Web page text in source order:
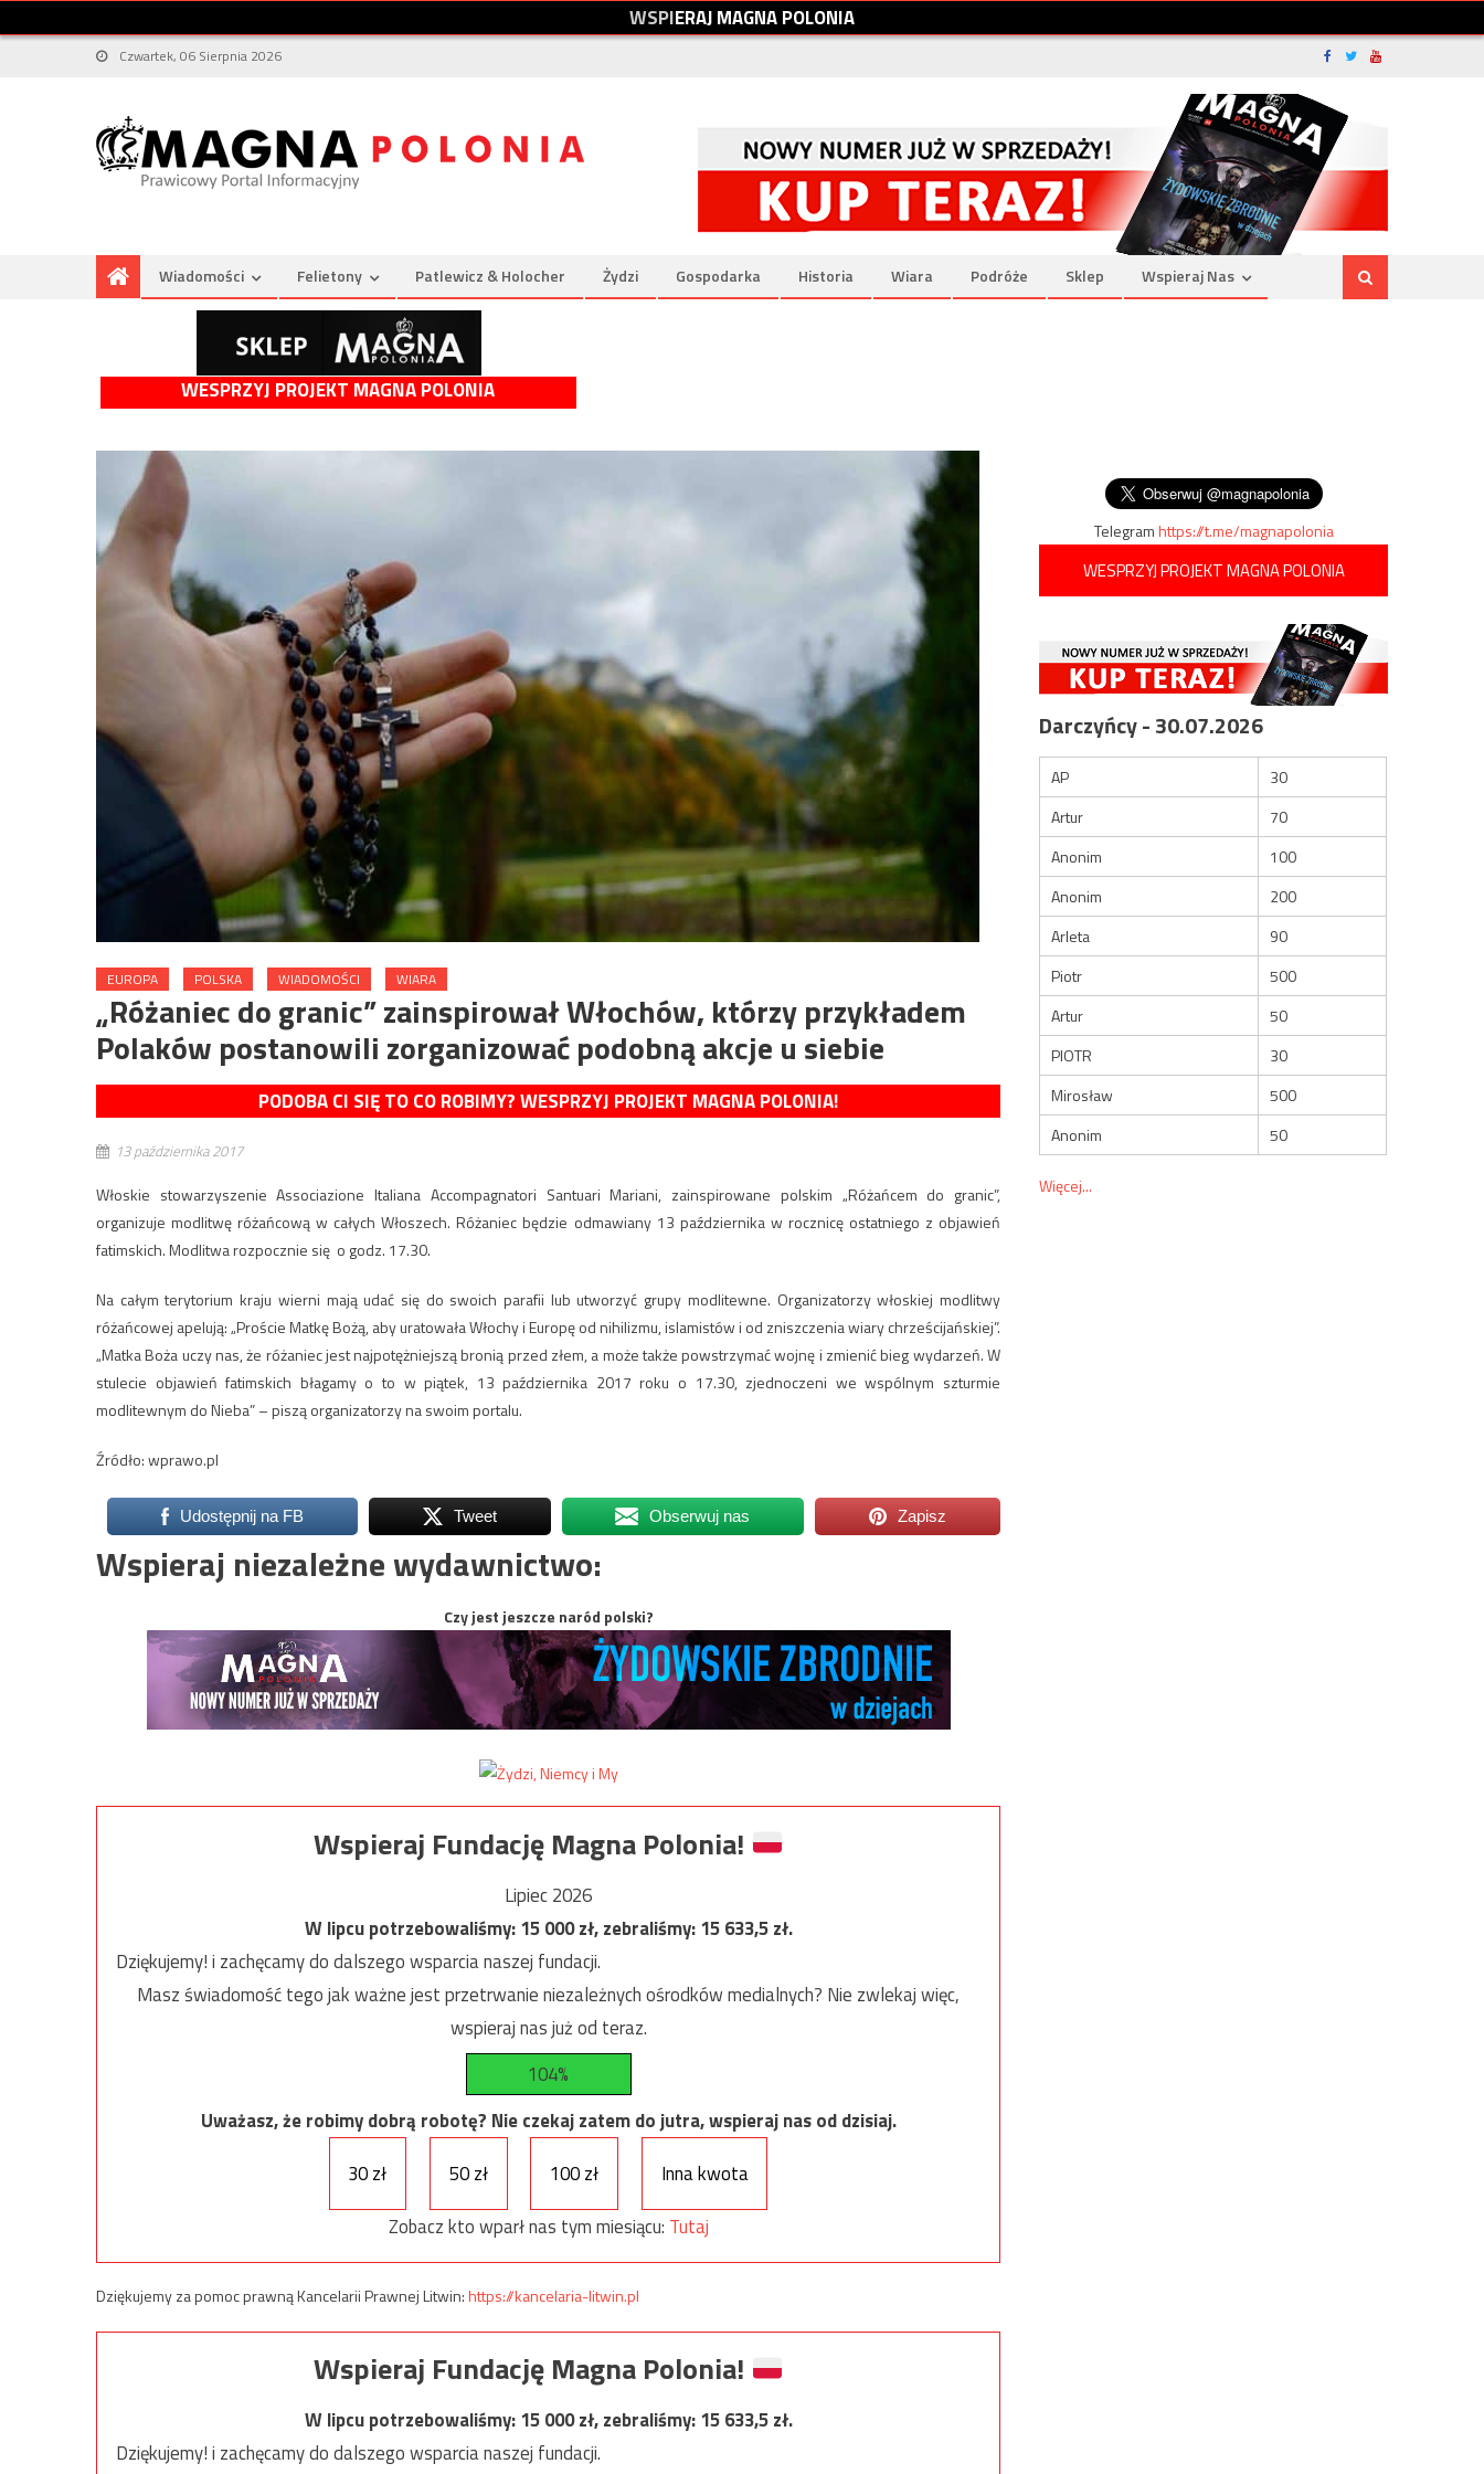
WSPIERAJMAGNAPOLONIA
Czwartek, 06 Sierpnia 2026
Wiadomości Felietony Patlewicz & Holocher Żydzi Gospodarka Historia Wiara Podróże Sklep Wspieraj Nas
WESPRZYJ PROJEKT MAGNA POLONIA
EUROPA POLSKA WIADOMOŚCI WIARA
„Różaniec do granic” zainspirował Włochów, którzy przykładem
Polaków postanowili zorganizować podobną akcje u siebie
PODOBA CI SIĘ TO CO ROBIMY? WESPRZYJ PROJEKT MAGNA POLONIA!
13 października 2017
Włoskie stowarzyszenie Associazione Italiana Accompagnatori Santuari Mariani, zainspirowane polskim „Różańcem do granic”,
organizuje modlitwę różańcową w całych Włoszech. Różaniec będzie odmawiany 13 października w rocznicę ostatniego z objawień
fatimskich. Modlitwa rozpocznie się o godz. 17.30.
Na całym terytorium kraju wierni mają udać się do swoich parafii lub utworzyć grupy modlitewne. Organizatorzy włoskiej modlitwy
różańcowej apelują: „Proście Matkę Bożą, aby uratowała Włochy i Europę od nihilizmu, islamistów i od zniszczenia wiary chrześcijańskiej”.
„Matka Boża uczy nas, że różaniec jest najpotężniejszą bronią przed złem, a może także powstrzymać wojnę i zmienić bieg wydarzeń. W
stulecie objawień fatimskich błagamy o to w piątek, 13 października 2017 roku o 17.30, zjednoczeni we wspólnym szturmie
modlitewnym do Nieba” – piszą organizatorzy na swoim portalu.
Źródło: wprawo.pl
Udostępnij na FB Tweet Obserwuj nas Zapisz
Wspieraj niezależne wydawnictwo:
Czy jest jeszcze naród polski?
Wspieraj Fundację Magna Polonia!
Lipiec 2026
W lipcu potrzebowaliśmy:15 000zł, zebraliśmy:15 633,5zł.
Dziękujemy! i zachęcamy do dalszego wsparcia naszej fundacji.
Masz świadomość tego jak ważne jest przetrwanie niezależnych ośrodków medialnych? Nie zwlekaj więc,
wspieraj nas już od teraz.
104%
Uważasz, że robimy dobrą robotę? Nie czekaj zatem do jutra, wspieraj nas od dzisiaj.
30 zł
50 zł 100 zł
Inna kwota
Zobacz kto wparł nas tym miesiącu: Tutaj
Dziękujemy za pomoc prawną Kancelarii Prawnej Litwin:https://kancelaria-litwin.pl
Wspieraj Fundację Magna Polonia!
W lipcu potrzebowaliśmy:15 000zł, zebraliśmy:15 633,5zł.
Dziękujemy! i zachęcamy do dalszego wsparcia naszej fundacji.
Telegramhttps://t.me/magnapolonia
WESPRZYJ PROJEKT MAGNA POLONIA
Darczyńcy - 30.07.2026
AP
30
Artur
70
Anonim
100
Anonim
200
Arleta
90
Piotr
500
Artur
50
PIOTR
30
Mirosław
500
Anonim
50
Więcej...